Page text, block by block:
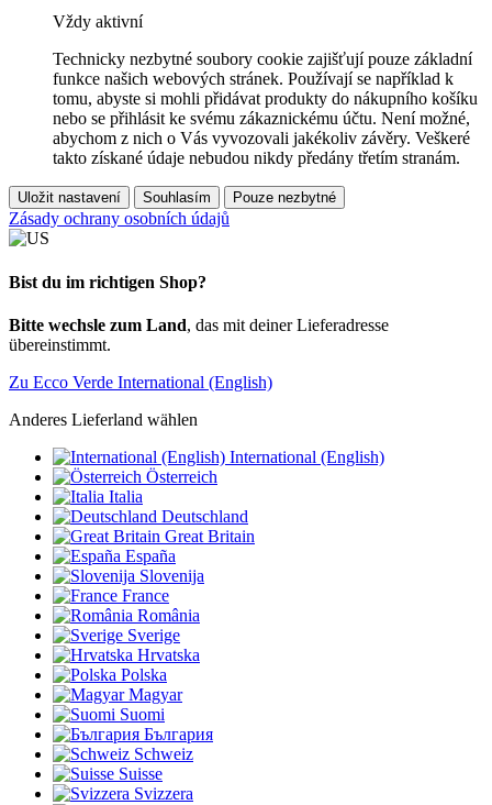
Vždy aktivní
Technicky nezbytné soubory cookie zajišťují pouze základní
funkce našich webových stránek. Používají se například k
tomu, abyste si mohli přidávat produkty do nákupního košíku
nebo se přihlásit ke svému zákaznickému účtu. Není možné,
abychom z nich o Vás vyvozovali jakékoliv závěry. Veškeré
takto získané údaje nebudou nikdy předány třetím stranám.
Uložit nastavení Souhlasím Pouze nezbytné
Zásady ochrany osobních údajů
Bist du im richtigen Shop?
Bitte wechsle zum Land, das mit deiner Lieferadresse
übereinstimmt.
Zu Ecco Verde International (English)
Anderes Lieferland wählen
International (English)
Österreich
Italia
Deutschland
Great Britain
España
Slovenija
France
România
Sverige
Hrvatska
Polska
Magyar
Suomi
България
Schweiz
Suisse
Svizzera